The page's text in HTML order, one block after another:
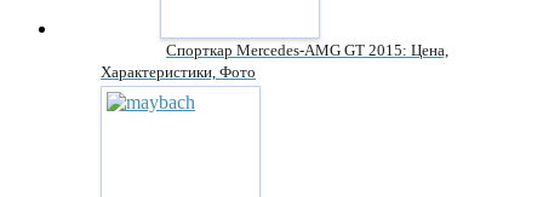
Спорткар Mercedes-AMG GT 2015: Цена,
Характеристики, Фото